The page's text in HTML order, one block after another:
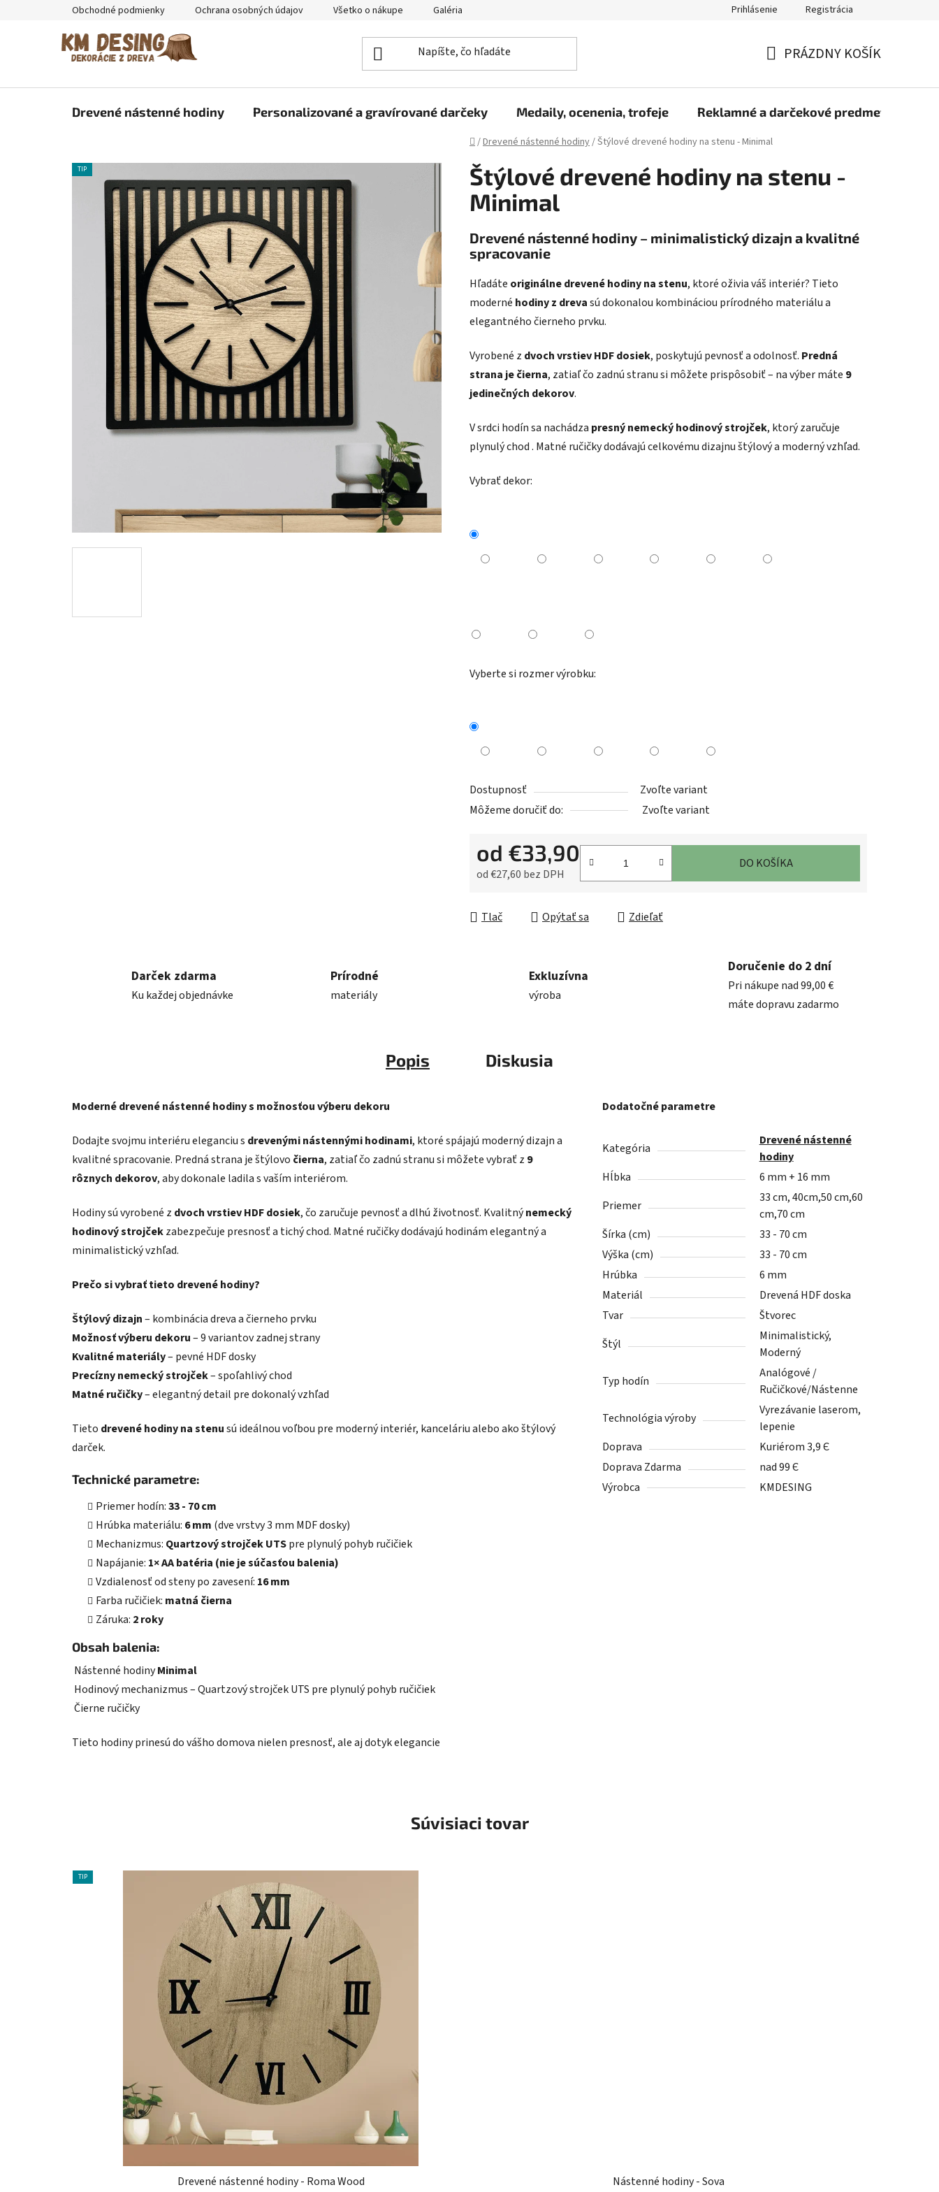
Obchodné podmienky Ochrana osobných údajov Všetko o nákupe Galéria Formulár na odstúpenie od zmluvy O nás
Prihlásenie Registrácia
KOŠÍK
PRÁZDNY KOŠÍK
Drevené nástenné hodiny Personalizované a gravírované darčeky Medaily, ocenenia, trofeje Reklamné a darčekové predmety
Domov
/Drevené nástenné hodiny/Štýlové drevené hodiny na stenu - Minimal
Štýlové drevené hodiny na stenu -
Minimal
Drevené nástenné hodiny – minimalistický dizajn a kvalitné
spracovanie
Hľadáte originálne drevené hodiny na stenu, ktoré oživia váš interiér? Tieto
moderné hodiny z drevasú dokonalou kombináciou prírodného materiálu a
elegantného čierneho prvku.
Vyrobené z dvoch vrstiev HDF dosiek, poskytujú pevnosť a odolnosť. Predná
strana je čierna, zatiaľ čo zadnú stranu si môžete prispôsobiť – na výber máte 9
jedinečných dekorov.
V srdci hodín sa nachádza presný nemecký hodinový strojček, ktorý zaručuje
plynulý chod . Matné ručičky dodávajú celkovému dizajnu štýlový a moderný vzhľad.
Vybrať dekor:
Vyberte si rozmer výrobku:
Dostupnosť
Zvoľte variant
Môžeme doručiť do:
Zvoľte variant
od €33,90
od€27,60 bez DPH
DO KOŠÍKA
Tlač Opýtať sa Zdieľať
TIP
Darček zdarma
Ku každej objednávke
Prírodné
materiály
Exkluzívna
výroba
Doručenie do 2 dní
Pri nákupe nad 99,00 €
máte dopravu zadarmo
Popis Diskusia
Moderné drevené nástenné hodiny s možnosťou výberu dekoru
Dodajte svojmu interiéru eleganciu s drevenými nástennými hodinami, ktoré spájajú moderný dizajn a
kvalitné spracovanie. Predná strana je štýlovo čierna, zatiaľ čo zadnú stranu si môžete vybrať z 9
rôznych dekorov, aby dokonale ladila s vaším interiérom.
Hodiny sú vyrobené z dvoch vrstiev HDF dosiek, čo zaručuje pevnosť a dlhú životnosť. Kvalitnýnemecký
hodinový strojčekzabezpečuje presnosť a tichý chod. Matné ručičky dodávajú hodinám elegantný a
minimalistický vzhľad.
Prečo si vybrať tieto drevené hodiny?
Štýlový dizajn– kombinácia dreva a čierneho prvku
Možnosť výberu dekoru– 9 variantov zadnej strany
Kvalitné materiály– pevné HDF dosky
Precízny nemecký strojček– spoľahlivý chod
Matné ručičky– elegantný detail pre dokonalý vzhľad
Tieto drevené hodiny na stenusú ideálnou voľbou pre moderný interiér, kanceláriu alebo ako štýlový
darček.
Technické parametre:
Priemer hodín:33 - 70 cm
Hrúbka materiálu: 6 mm (dve vrstvy 3 mm MDF dosky)
Mechanizmus: Quartzový strojček UTSpre plynulý pohyb ručičiek
Napájanie: 1× AA batéria (nie je súčasťou balenia)
Vzdialenosť od steny po zavesení: 16 mm
Farba ručičiek: matná čierna
Záruka: 2 roky
Obsah balenia:
Nástenné hodinyMinimal
Hodinový mechanizmus – Quartzový strojček UTS pre plynulý pohyb ručičiek
Čierne ručičky
Tieto hodiny prinesú do vášho domova nielen presnosť, ale aj dotyk elegancie
Dodatočné parametre
Kategória
Drevené nástenné
hodiny
Hĺbka
6 mm + 16 mm
Priemer
33 cm, 40cm,50 cm,60
cm,70 cm
Šírka (cm)
33 - 70 cm
Výška (cm)
33 - 70 cm
Hrúbka
6 mm
Materiál
Drevená HDF doska
Tvar
Štvorec
Štýl
Minimalistický,
Moderný
Typ hodín
Analógové /
Ručičkové/Nástenne
Technológia výroby
Vyrezávanie laserom,
lepenie
Doprava
Kuriérom 3,9 Є
Doprava Zdarma
nad 99 Є
Výrobca
KMDESING
Súvisiaci tovar
TIP
Drevené nástenné hodiny - Roma Wood Nástenné hodiny - Sova